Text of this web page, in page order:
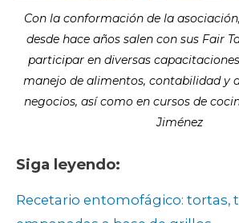
Con la conformación de la
desde hace años salen con sus Fair
participar en diversas
manejo de alimentos, contabilidad y
negocios, así como en cursos de
Jiménez
Siga leyendo:
Recetario entomofágico: tortas,